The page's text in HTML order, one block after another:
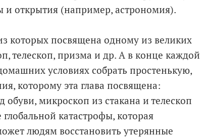
и открытия (например, астрономия).
которых посвящена одному из великих
телескоп, призма и др. А в конце каждой
условиях собрать простенькую,
которому эта глава посвящена:
микроскоп из стакана и телескоп
катастрофы, которая
людям восстановить утерянные